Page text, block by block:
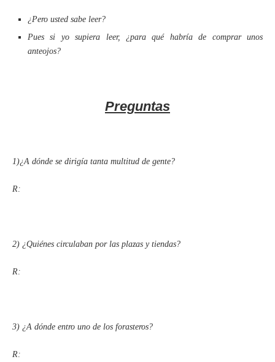
¿Pero usted sabe leer?
Pues si yo supiera leer, ¿para qué habría de comprar unos
anteojos?
Preguntas
1)¿A dónde se dirigía tanta multitud de gente?
R:
2) ¿Quiénes circulaban por las plazas y tiendas?
R:
3) ¿A dónde entro uno de los forasteros?
R: